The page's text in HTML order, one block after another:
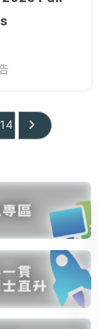
Go to the next